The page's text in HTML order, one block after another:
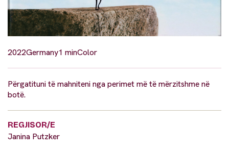
2022Germany1 minColor
Përgatituni të mahniteni nga perimet më të mërzitshme në
botë.
REGJISOR/E
Janina Putzker